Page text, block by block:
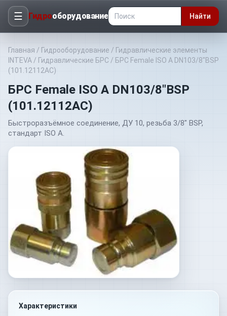
☰ Гидрооборудование Найти
Главная / Гидрооборудование / Гидравлические элементы
INTEVA / Гидравлические БРС / БРС Female ISO A DN103/8"BSP
(101.12112AC)
БРС Female ISO A DN103/8"BSP
(101.12112AC)
Быстроразъёмное соединение, ДУ 10, резьба 3/8" BSP,
стандарт ISO A.
Характеристики